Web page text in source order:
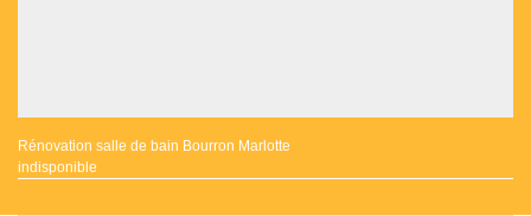
Rénovation salle de bain Bourron Marlotte
indisponible